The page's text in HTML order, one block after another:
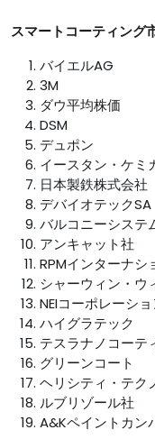
スマートコーティング
バイエルAG
3M
ダウ平均株価
DSM
デュポン
イースタン・ケミ
日本製鉄株式会社
デバイオテックSA
バルコニーシステ
アンキャット社
RPMインターナシ
シャーウィン・ウ
NEIコーポレーシ
ハイグラテック
テスラナノコーテ
グリーンコート
ヘリシティ・テク
ルブリゾール社
A&Kペイントカン